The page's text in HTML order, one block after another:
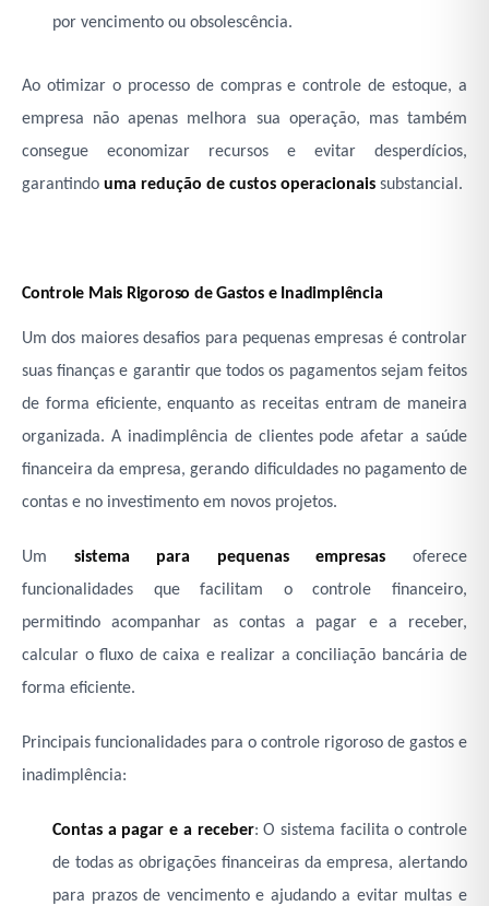
por vencimento ou obsolescência.
Ao otimizar o processo de compras e controle de estoque, a
empresa não apenas melhora sua operação, mas também
consegue economizar recursos e evitar desperdícios,
garantindo uma redução de custos operacionais substancial.
Controle Mais Rigoroso de Gastos e Inadimplência
Um dos maiores desafios para pequenas empresas é controlar
suas finanças e garantir que todos os pagamentos sejam feitos
de forma eficiente, enquanto as receitas entram de maneira
organizada. A inadimplência de clientes pode afetar a saúde
financeira da empresa, gerando dificuldades no pagamento de
contas e no investimento em novos projetos.
Um sistema para pequenas empresas oferece
funcionalidades que facilitam o controle financeiro,
permitindo acompanhar as contas a pagar e a receber,
calcular o fluxo de caixa e realizar a conciliação bancária de
forma eficiente.
Principais funcionalidades para o controle rigoroso de gastos e
inadimplência:
Contas a pagar e a receber: O sistema facilita o controle
de todas as obrigações financeiras da empresa, alertando
para prazos de vencimento e ajudando a evitar multas e